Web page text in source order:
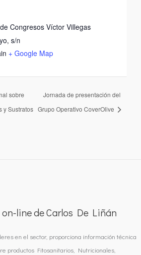
Congresos Víctor Villegas
s/n
+ Google Map
sobre
y Sustratos
Jornada de presentación del
Grupo Operativo CoverOlive
on-line de Carlos De Liñán
en el sector, proporciona información técnica
productos Fitosanitarios, Nutricionales,